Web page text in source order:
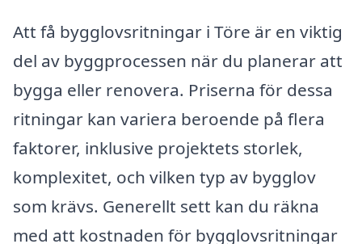
Att få bygglovsritningar i Töre är en viktig
del av byggprocessen när du planerar att
bygga eller renovera. Priserna för dessa
ritningar kan variera beroende på flera
faktorer, inklusive projektets storlek,
komplexitet, och vilken typ av bygglov
som krävs. Generellt sett kan du räkna
med att kostnaden för bygglovsritningar